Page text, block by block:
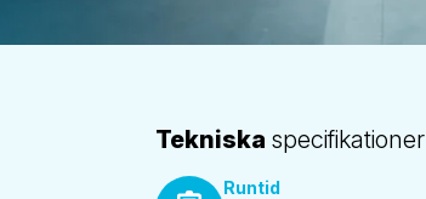
Tekniska specifikationer
Runtid